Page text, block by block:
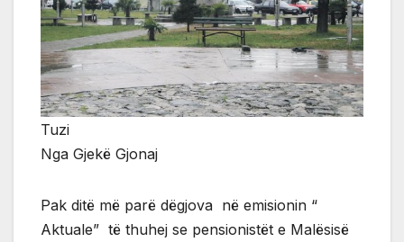
Tuzi
Nga Gjekë Gjonaj
Pak ditë më parë dëgjova në emisionin “
Aktuale” të thuhej se pensionistët e Malësisë